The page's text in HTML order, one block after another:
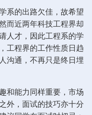
系的出路欠佳，故希望
而近两年科技工程界却
人才，因此工程系的学
工程界的工作性质日趋
沟通，不再只是终日埋
和能力同样重要，市场
外，面试的技巧亦十分